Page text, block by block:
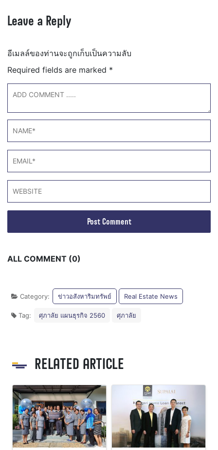
Leave a Reply
อีเมลล์ของท่านจะถูกเก็บเป็นความลับ
Required fields are marked *
ALL COMMENT (0)
Category: ข่าวอสังหาริมทรัพย์ Real Estate News
Tag: ศุภาลัย แผนธุรกิจ 2560 ศุภาลัย
RELATED ARTICLE